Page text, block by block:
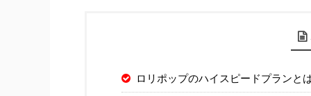
ロリポップのハイスピードプランと